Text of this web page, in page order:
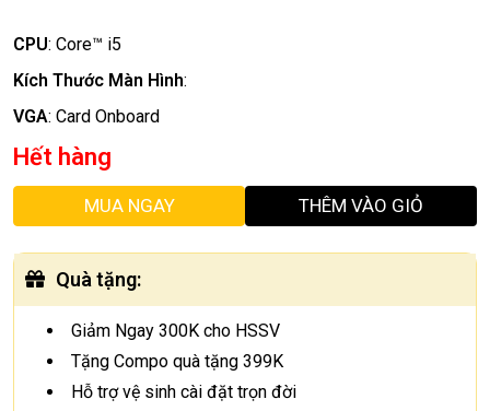
CPU: Core™ i5
Kích Thước Màn Hình:
VGA: Card Onboard
Hết hàng
MUA NGAY THÊM VÀO GIỎ
Quà tặng:
Giảm Ngay 300K cho HSSV
Tặng Compo quà tặng 399K
Hỗ trợ vệ sinh cài đặt trọn đời